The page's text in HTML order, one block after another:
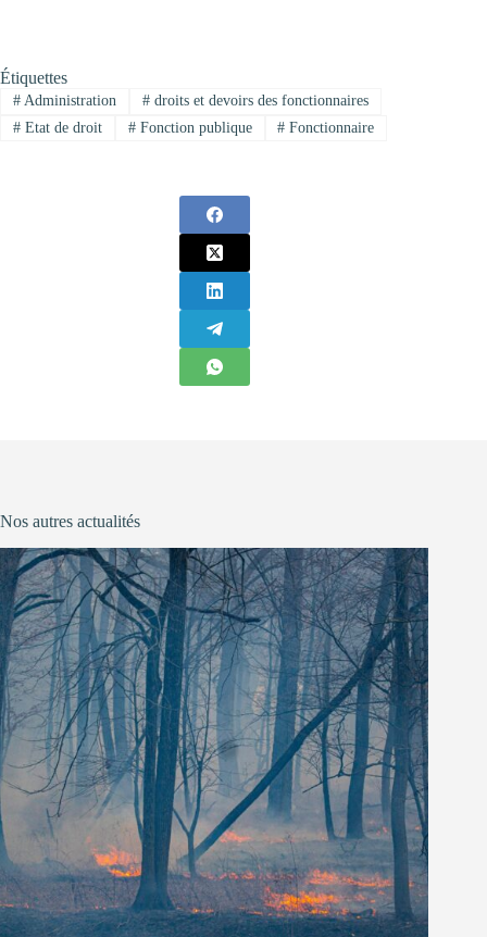
Étiquettes
#Administration #droits et devoirs des fonctionnaires
#Etat de droit #Fonction publique # Fonctionnaire
Nos autres actualités